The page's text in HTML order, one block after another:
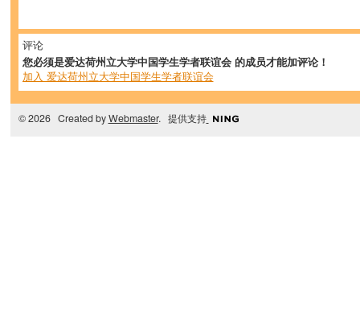
评论
您必须是爱达荷州立大学中国学生学者联谊会 的成员才能加评论！
加入 爱达荷州立大学中国学生学者联谊会
© 2026 Created byWebmaster. 提供支持